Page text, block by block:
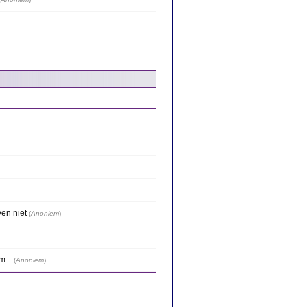
niet (Anoniem)
(Anoniem)